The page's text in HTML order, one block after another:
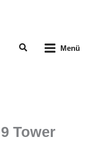
Suchen Menü
Tower